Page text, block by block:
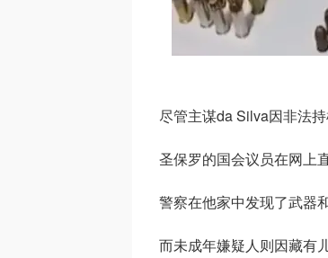
尽管主谋da Silva因非法
圣保罗的国会议员在网上
警察在他家中发现了武器
而未成年嫌疑人则因藏有